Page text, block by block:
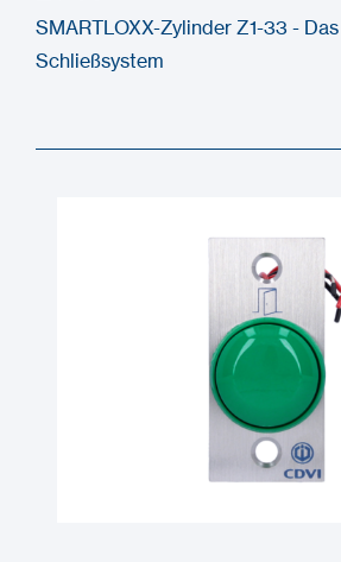
SMARTLOXX-Zylinder Z1-33 -
Schließsystem